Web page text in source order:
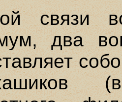
связи
два